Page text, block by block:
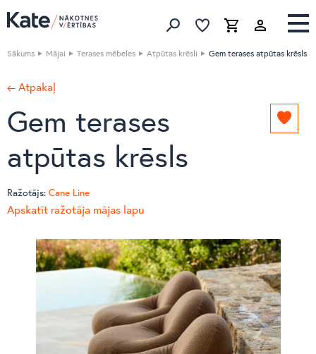
Meklēt produktus
IzlaseGrozs Izlase
Sākums Mājai Terases mēbeles Atpūtas krēsli Gem terases atpūtas krēsls
← Atpakaļ
Gem terases
atpūtas krēsls
Ražotājs: Cane Line
Apskatīt ražotāja mājas lapu